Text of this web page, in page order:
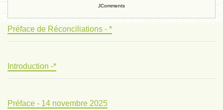
JComments
Préface de Réconciliations - *
Introduction -*
Préface - 14 novembre 2025